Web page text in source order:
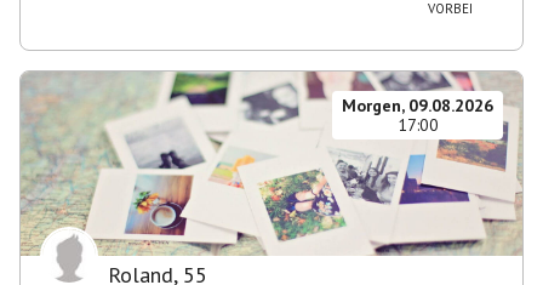
VORBEI
Morgen, 09.08.2026
17:00
Roland, 55